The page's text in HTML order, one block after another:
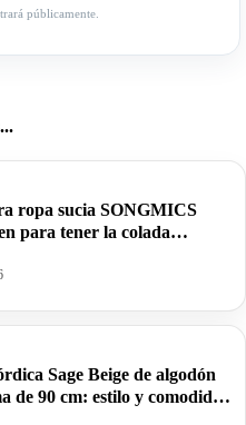
públicamente.
ropa sucia SONGMICS
para tener la colada
Sage Beige de algodón
de 90 cm: estilo y comodidad